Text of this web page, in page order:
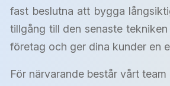
fast beslutna att bygga
tillgång till den senaste
företag och ger dina kunder en
För närvarande består vårt team